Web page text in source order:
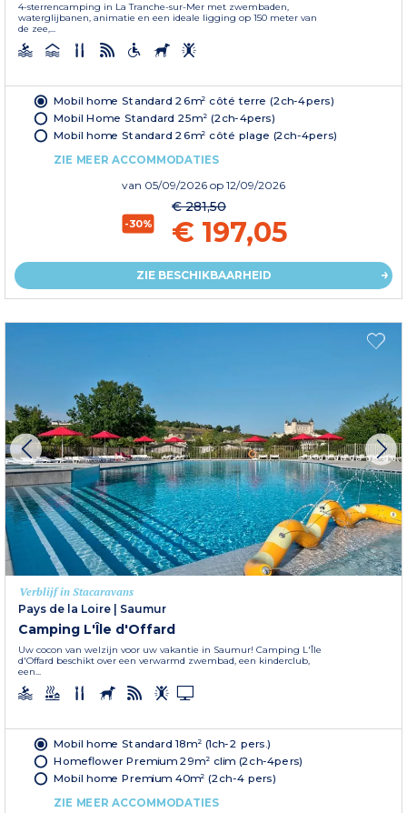
4-sterrencamping in La Tranche-sur-Mer met zwembaden,
waterglijbanen, animatie en een ideale ligging op 150 meter van
de zee,...
Mobil home Standard 26m² côté terre (2ch-4pers)
Mobil Home Standard 25m² (2ch-4pers)
Mobil home Standard 26m² côté plage (2ch-4pers)
ZIE MEER ACCOMMODATIES
van 05/09/2026 op 12/09/2026
-30%
€ 281,50
€ 197,05
ZIE BESCHIKBAARHEID
Verblijf in Stacaravans
Pays de la Loire
Saumur
Camping L'Île d'Offard
Uw cocon van welzijn voor uw vakantie in Saumur! Camping L'Île
d'Offard beschikt over een verwarmd zwembad, een kinderclub,
een...
Mobil home Standard 18m² (1ch-2 pers.)
Homeflower Premium 29m² clim (2ch-4pers)
Mobil home Premium 40m² (2ch-4 pers)
ZIE MEER ACCOMMODATIES